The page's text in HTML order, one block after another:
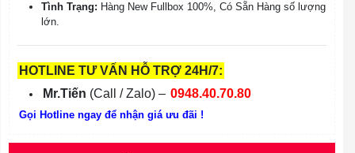
Tình Trạng: Hàng New Fullbox 100%, Có Sẵn Hàng số lượng
lớn.
HOTLINE TƯ VẤN HỖ TRỢ 24H/7:
Mr.Tiến (Call / Zalo) – 0948.40.70.80
Gọi Hotline ngay để nhận giá ưu đãi !